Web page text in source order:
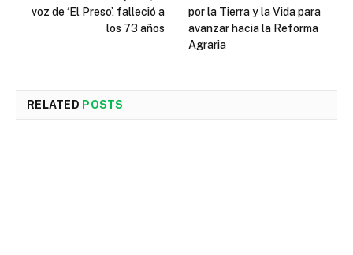
voz de ‘El Preso’, falleció a
los 73 años
por la Tierra y la Vida para
avanzar hacia la Reforma
Agraria
RELATED POSTS